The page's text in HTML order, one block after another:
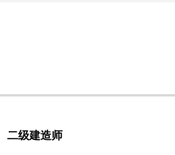
二级建造师